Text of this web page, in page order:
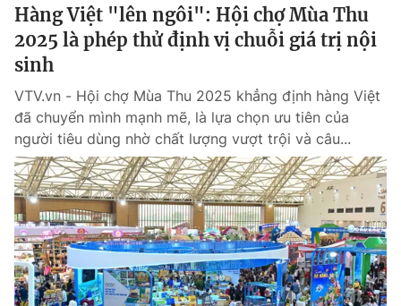
Hàng Việt "lên ngôi": Hội chợ Mùa Thu
2025 là phép thử định vị chuỗi giá trị nội
sinh
VTV.vn - Hội chợ Mùa Thu 2025 khẳng định hàng Việt
đã chuyển mình mạnh mẽ, là lựa chọn ưu tiên của
người tiêu dùng nhờ chất lượng vượt trội và câu...